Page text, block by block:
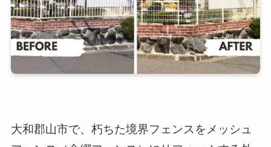
大和郡山市で、朽ちた境界フェンスをメッシュ